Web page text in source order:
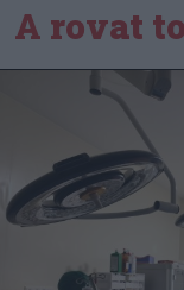
A rovat